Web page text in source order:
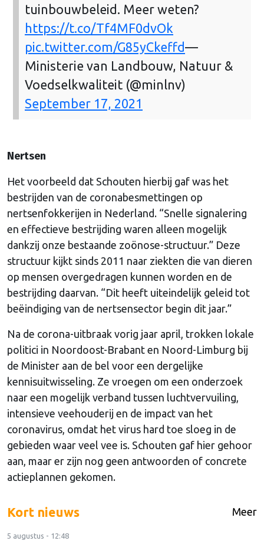
tuinbouwbeleid. Meer weten?
https://t.co/Tf4MF0dvOk
pic.twitter.com/G85yCkeffd—
Ministerie van Landbouw, Natuur &
Voedselkwaliteit (@minlnv)
September 17, 2021
Nertsen
Het voorbeeld dat Schouten hierbij gaf was het
bestrijden van de coronabesmettingen op
nertsenfokkerijen in Nederland. “Snelle signalering
en effectieve bestrijding waren alleen mogelijk
dankzij onze bestaande zoönose-structuur.” Deze
structuur kijkt sinds 2011 naar ziekten die van dieren
op mensen overgedragen kunnen worden en de
bestrijding daarvan. “Dit heeft uiteindelijk geleid tot
beëindiging van de nertsensector begin dit jaar.”
Na de corona-uitbraak vorig jaar april, trokken lokale
politici in Noordoost-Brabant en Noord-Limburg bij
de Minister aan de bel voor een dergelijke
kennisuitwisseling. Ze vroegen om een onderzoek
naar een mogelijk verband tussen luchtvervuiling,
intensieve veehouderij en de impact van het
coronavirus, omdat het virus hard toe sloeg in de
gebieden waar veel vee is. Schouten gaf hier gehoor
aan, maar er zijn nog geen antwoorden of concrete
actieplannen gekomen.
Kort nieuws Meer
5 augustus - 12:48